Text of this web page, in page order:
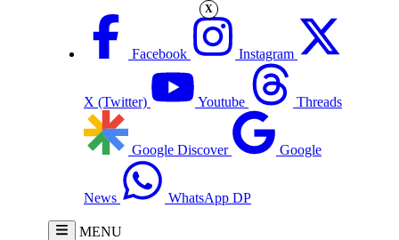
Facebook Instagram
X (Twitter) Youtube Threads
Google Discover Google
News WhatsApp DP
MENU
X